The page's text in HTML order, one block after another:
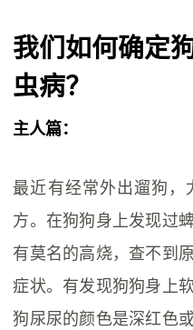
我们如何确定
虫病？
主人篇：
最近有经常外出遛狗
方。在狗狗身上发现过
有莫名的高烧，查不到
症状。有发现狗狗身上
狗尿尿的颜色是深红色